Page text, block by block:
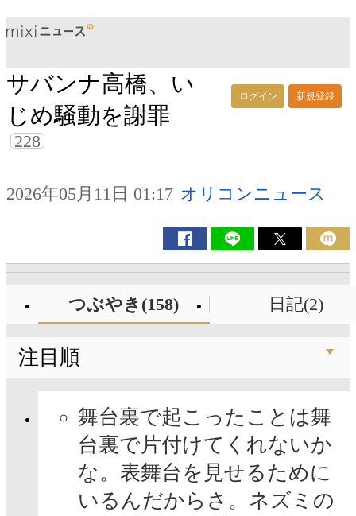
ログイン 新規登録
サバンナ高橋、い
じめ騒動を謝罪
228
2026年05月11日 01:17 オリコンニュース
つぶやき(158) 日記(2)
注目順
舞台裏で起こったことは舞
台裏で片付けてくれないか
な。表舞台を見せるために
いるんだからさ。ネズミの